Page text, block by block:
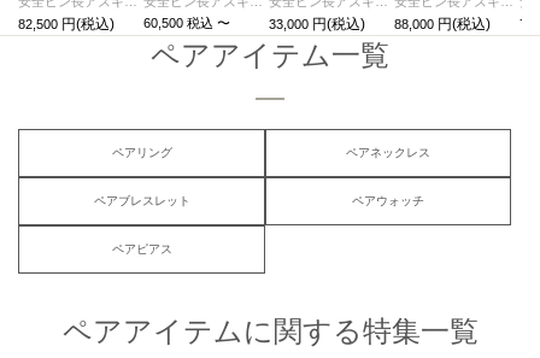
82,500
60,500 税込 〜
33,000
88,000
ペアアイテム一覧
ペアリング ペアネックレス
ペアブレスレット ペアウォッチ
ペアピアス
ペアアイテムに関する特集一覧